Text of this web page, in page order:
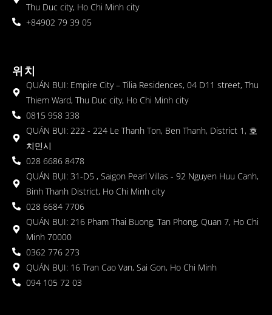
Thu Duc city, Ho Chi Minh city
+84902 79 39 05
위치
QUÁN BỤI: Empire City – Tilia Residences, 04 D11 street, Thu
Thiem Ward, Thu Duc city, Ho Chi Minh city
0815 958 338
QUÁN BỤI: 222 - 224 Le Thanh Ton, Ben Thanh, District 1, 호
치민시
028 6686 8478
QUÁN BỤI: 31-D5 , Saigon Pearl Villas - 92 Nguyen Huu Canh,
Binh Thanh District, Ho Chi Minh city
028 6684 7706
QUÁN BỤI: 216 Pham Thai Buong, Tan Phong, Quan 7, Ho Chi
Minh 70000
0362 776 273
QUÁN BỤI: 16 Tran Cao Van, Sai Gon, Ho Chi Minh
094 105 72 03